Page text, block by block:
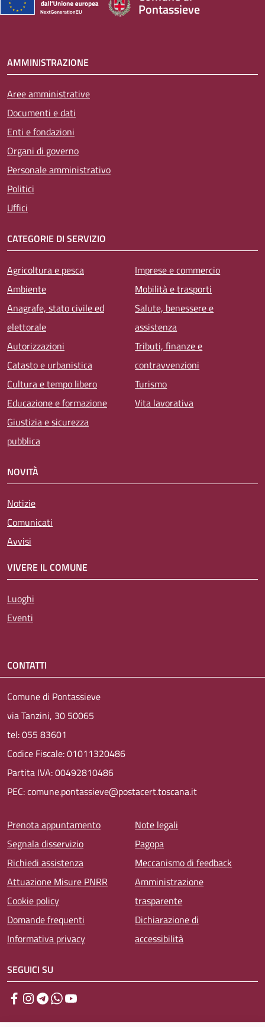
Pontassieve
AMMINISTRAZIONE
Aree amministrative
Documenti e dati
Enti e fondazioni
Organi di governo
Personale amministrativo
Politici
Uffici
CATEGORIE DI SERVIZIO
Agricoltura e pesca
Ambiente
Anagrafe, stato civile ed
elettorale
Autorizzazioni
Catasto e urbanistica
Cultura e tempo libero
Educazione e formazione
Giustizia e sicurezza
pubblica
Imprese e commercio
Mobilità e trasporti
Salute, benessere e
assistenza
Tributi, finanze e
contravvenzioni
Turismo
Vita lavorativa
NOVITÀ
Notizie
Comunicati
Avvisi
VIVERE IL COMUNE
Luoghi
Eventi
CONTATTI
Comune di Pontassieve
via Tanzini, 30 50065
tel: 055 83601
Codice Fiscale: 01011320486
Partita IVA: 00492810486
PEC: comune.pontassieve@postacert.toscana.it
Menu piè di pagina
Prenota appuntamento
Segnala disservizio
Richiedi assistenza
Attuazione Misure PNRR
Cookie policy
Domande frequenti
Informativa privacy
Note legali
Pagopa
Meccanismo di feedback
Amministrazione
trasparente
Dichiarazione di
accessibilità
SEGUICI SU
Facebook
Instagram
TelegramWhatsApp